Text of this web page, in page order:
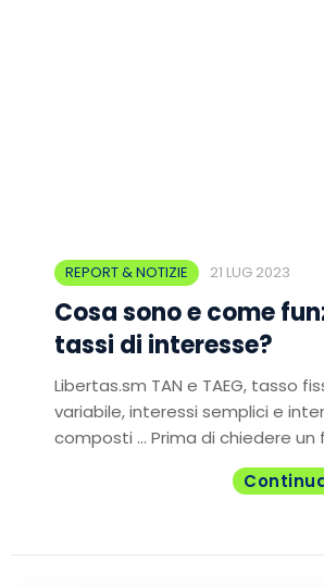
REPORT & NOTIZIE 21 LUG 2023
Cosa sono e come
tassi di interesse?
Libertas.sm TAN e TAEG, tasso
variabile, interessi semplici e
composti ... Prima di chiedere un